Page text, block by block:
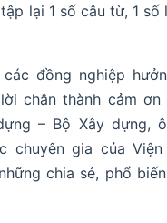
lại 1 số câu từ, 1 số
đồng nghiệp
chân thành cảm ơn
– Bộ Xây dựng,
chuyên gia của
chia sẻ, phổ